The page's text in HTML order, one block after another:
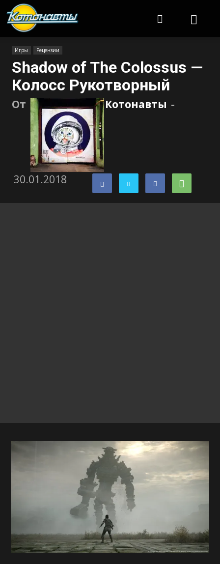
Игры Рецензии
Shadow of The Colossus —
Колосс Рукотворный
От Котонавты -
30.01.2018